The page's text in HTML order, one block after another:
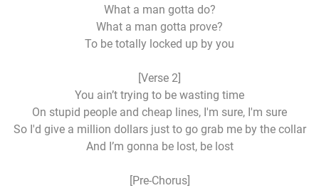
What a man gotta do?
What a man gotta prove?
To be totally locked up by you
[Verse 2]
You ain’t trying to be wasting time
On stupid people and cheap lines, I'm sure, I'm sure
So I'd give a million dollars just to go grab me by the collar
And I’m gonna be lost, be lost
[Pre-Chorus]